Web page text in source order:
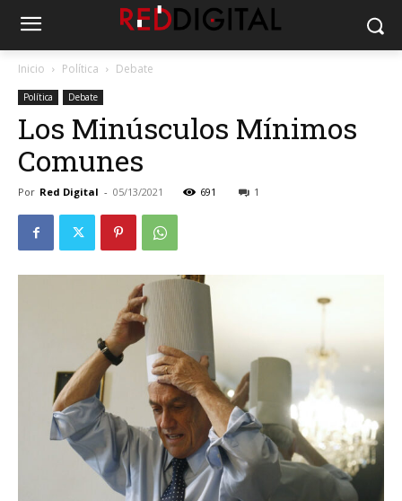
Inicio Política Debate
Política Debate
Los Minúsculos Mínimos
Comunes
Por Red Digital - 05/13/2021 691 1